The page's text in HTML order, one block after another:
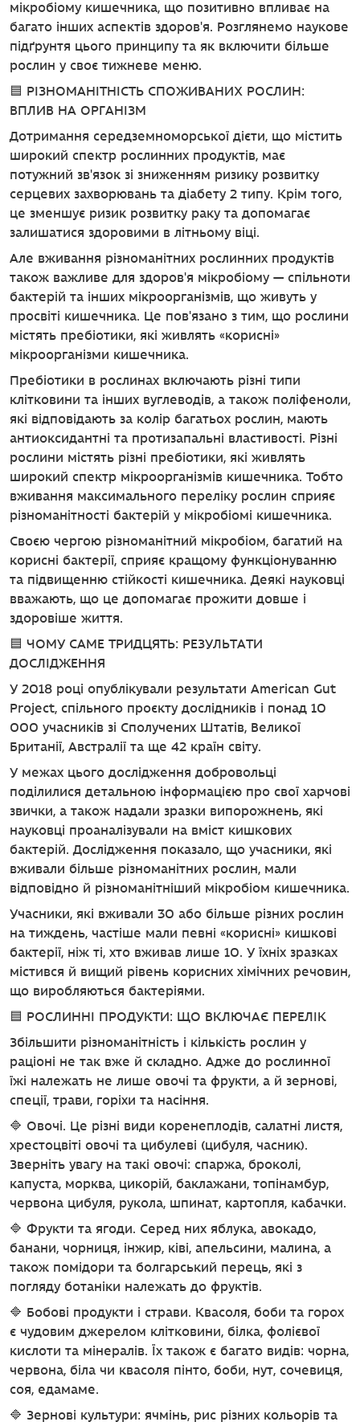
мікробіому кишечника, що позитивно впливає на
багато інших аспектів здоров'я. Розглянемо наукове
підґрунтя цього принципу та як включити більше
рослин у своє тижневе меню.
🟦 РІЗНОМАНІТНІСТЬ СПОЖИВАНИХ РОСЛИН:
ВПЛИВ НА ОРГАНІЗМ
Дотримання середземноморської дієти, що містить
широкий спектр рослинних продуктів, має
потужний зв'язок зі зниженням ризику розвитку
серцевих захворювань та діабету 2 типу. Крім того,
це зменшує ризик розвитку раку та допомагає
залишатися здоровими в літньому віці.
Але вживання різноманітних рослинних продуктів
також важливе для здоров'я мікробіому — спільноти
бактерій та інших мікроорганізмів, що живуть у
просвіті кишечника. Це пов'язано з тим, що рослини
містять пребіотики, які живлять «корисні»
мікроорганізми кишечника.
Пребіотики в рослинах включають різні типи
клітковини та інших вуглеводів, а також поліфеноли,
які відповідають за колір багатьох рослин, мають
антиоксидантні та протизапальні властивості. Різні
рослини містять різні пребіотики, які живлять
широкий спектр мікроорганізмів кишечника. Тобто
вживання максимального переліку рослин сприяє
різноманітності бактерій у мікробіомі кишечника.
Своєю чергою різноманітний мікробіом, багатий на
корисні бактерії, сприяє кращому функціонуванню
та підвищенню стійкості кишечника. Деякі науковці
вважають, що це допомагає прожити довше і
здоровіше життя.
🟦 ЧОМУ САМЕ ТРИДЦЯТЬ: РЕЗУЛЬТАТИ
ДОСЛІДЖЕННЯ
У 2018 році опублікували результати American Gut
Project, спільного проєкту дослідників і понад 10
000 учасників зі Сполучених Штатів, Великої
Британії, Австралії та ще 42 країн світу.
У межах цього дослідження добровольці
поділилися детальною інформацією про свої харчові
звички, а також надали зразки випорожнень, які
науковці проаналізували на вміст кишкових
бактерій. Дослідження показало, що учасники, які
вживали більше різноманітних рослин, мали
відповідно й різноманітніший мікробіом кишечника.
Учасники, які вживали 30 або більше різних рослин
на тиждень, частіше мали певні «корисні» кишкові
бактерії, ніж ті, хто вживав лише 10. У їхніх зразках
містився й вищий рівень корисних хімічних речовин,
що виробляються бактеріями.
🟦 РОСЛИННІ ПРОДУКТИ: ЩО ВКЛЮЧАЄ ПЕРЕЛІК
Збільшити різноманітність і кількість рослин у
раціоні не так вже й складно. Адже до рослинної
їжі належать не лише овочі та фрукти, а й зернові,
спеції, трави, горіхи та насіння.
🔷 Овочі. Це різні види коренеплодів, салатні листя,
хрестоцвіті овочі та цибулеві (цибуля, часник).
Зверніть увагу на такі овочі: спаржа, броколі,
капуста, морква, цикорій, баклажани, топінамбур,
червона цибуля, рукола, шпинат, картопля, кабачки.
🔷 Фрукти та ягоди. Серед них яблука, авокадо,
банани, чорниця, інжир, ківі, апельсини, малина, а
також помідори та болгарський перець, які з
погляду ботаніки належать до фруктів.
🔷 Бобові продукти і страви. Квасоля, боби та горох
є чудовим джерелом клітковини, білка, фолієвої
кислоти та мінералів. Їх також є багато видів: чорна,
червона, біла чи квасоля пінто, боби, нут, сочевиця,
соя, едамаме.
🔷 Зернові культури: ячмінь, рис різних кольорів та